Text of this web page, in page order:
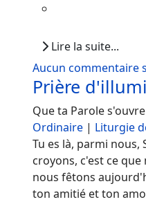
Lire la suite...
Aucun commentaire
Prière
Que ta Parole
Ordinaire | Liturgie
Tu es là, parmi nous,
croyons, c'est ce
nous fêtons
ton amitié et ton